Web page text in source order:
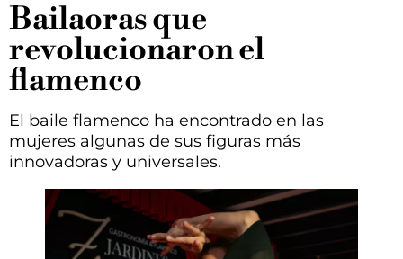
Bailaoras que
revolucionaron el
flamenco
El baile flamenco ha encontrado en las
mujeres algunas de sus figuras más
innovadoras y universales.